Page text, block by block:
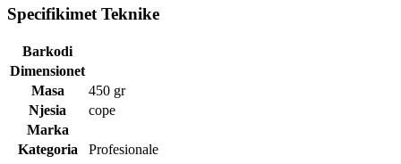
Specifikimet Teknike
Barkodi
Dimensionet
Masa
450 gr
Njesia
cope
Marka
Kategoria
Profesionale